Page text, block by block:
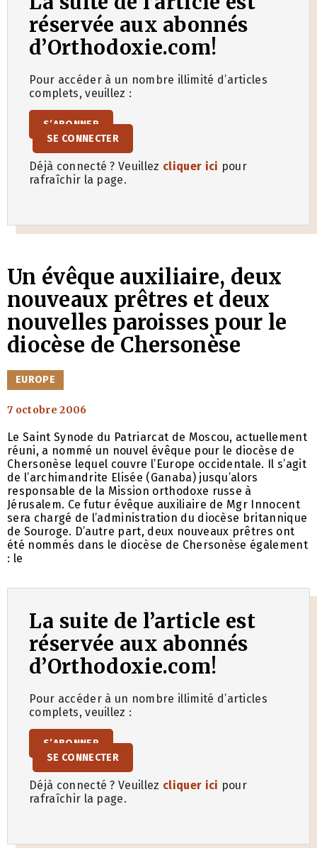
réservée aux abonnés
d’Orthodoxie.com!
Pour accéder à un nombre illimité d’articles
complets, veuillez :
S’ABONNER
SE CONNECTER
Déjà connecté ? Veuillez cliquer ici pour
rafraîchir la page.
Un évêque auxiliaire, deux
nouveaux prêtres et deux
nouvelles paroisses pour le
diocèse de Chersonèse
CATÉGORIES
EUROPE
7 octobre 2006
Le Saint Synode du Patriarcat de Moscou, actuellement
réuni, a nommé un nouvel évêque pour le diocèse de
Chersonèse lequel couvre l’Europe occidentale. Il s’agit
de l’archimandrite Elisée (Ganaba) jusqu’alors
responsable de la Mission orthodoxe russe à
Jérusalem. Ce futur évêque auxiliaire de Mgr Innocent
sera chargé de l’administration du diocèse britannique
de Souroge. D’autre part, deux nouveaux prêtres ont
été nommés dans le diocèse de Chersonèse également
: le
La suite de l’article est
réservée aux abonnés
d’Orthodoxie.com!
Pour accéder à un nombre illimité d’articles
complets, veuillez :
S’ABONNER
SE CONNECTER
Déjà connecté ? Veuillez cliquer ici pour
rafraîchir la page.